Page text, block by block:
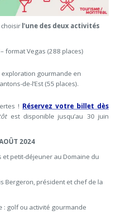
l’une des deux activités
format Vegas (288 places)
gourmande en
de-l’Est (55 places).
! Réservez votre billet dès
est disponible jusqu’au 30 juin
2024
et petit-déjeuner au Domaine du
Bergeron, président et chef de la
: golf ou activité gourmande